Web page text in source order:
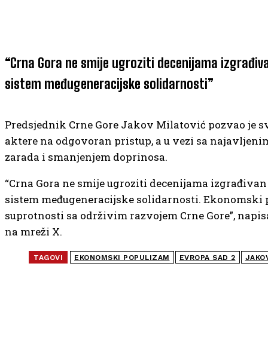
“Crna Gora ne smije ugroziti decenijama
sistem međugeneracijske solidarnosti”
Predsjednik Crne Gore Jakov Milatović pozvao je
aktere na odgovoran pristup, a u vezi sa
zarada i smanjenjem doprinosa.
“Crna Gora ne smije ugroziti decenijama
sistem međugeneracijske solidarnosti. Ekonomski
suprotnosti sa održivim razvojem Crne Gore”,
na mreži X.
TAGOVI EKONOMSKI POPULIZAM EVROPA SAD 2